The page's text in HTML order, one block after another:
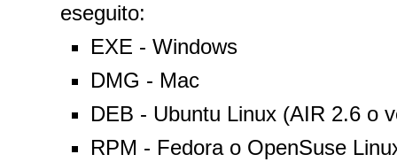
eseguito:
EXE - Windows
DMG - Mac
DEB - Ubuntu Linux (AIR 2.6 o
RPM - Fedora o OpenSuse